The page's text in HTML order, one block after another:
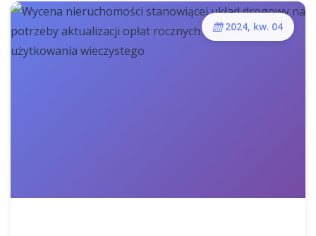
2024, kw. 04